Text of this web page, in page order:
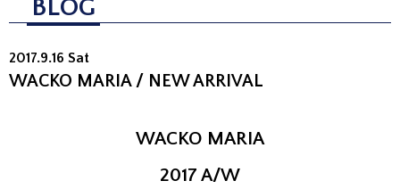
BLOG
2017.9.16 Sat
WACKO MARIA / NEW ARRIVAL
WACKO MARIA
2017 A/W